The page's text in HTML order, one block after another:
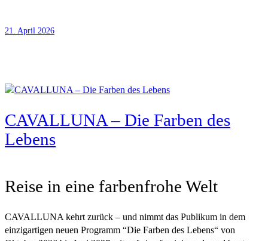
21. April 2026
CAVALLUNA – Die Farben des
Lebens
Reise in eine farbenfrohe Welt
CAVALLUNA kehrt zurück – und nimmt das Publikum in dem
einzigartigen neuen Programm “Die Farben des Lebens“ von